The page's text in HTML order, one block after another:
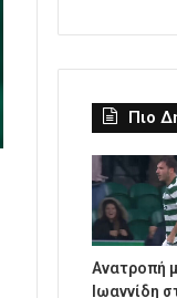
Πιο
Ανατροπή
Ιωαννίδη